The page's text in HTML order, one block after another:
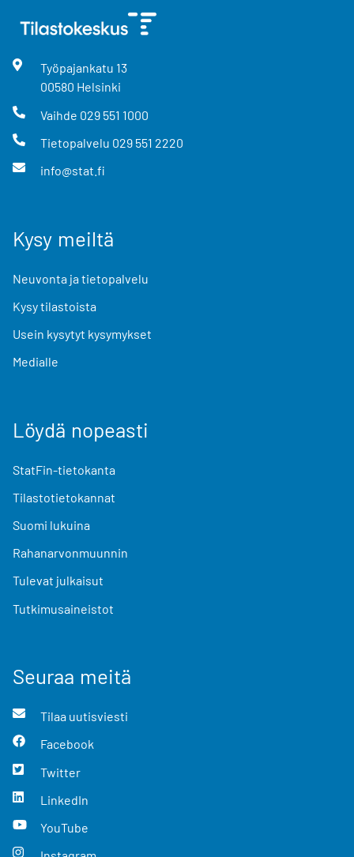
Työpajankatu 13
00580 Helsinki
Vaihde 029 551 1000
Tietopalvelu 029 551 2220
info@stat.fi
Kysy meiltä
Neuvonta ja tietopalvelu
Kysy tilastoista
Usein kysytyt kysymykset
Medialle
Löydä nopeasti
StatFin-tietokanta
Tilastotietokannat
Suomi lukuina
Rahanarvonmuunnin
Tulevat julkaisut
Tutkimusaineistot
Seuraa meitä
Tilaa uutisviesti
Facebook
Twitter
LinkedIn
YouTube